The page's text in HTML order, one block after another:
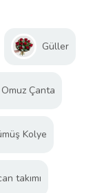
Güller
Omuz Çanta
Kolye
takımı